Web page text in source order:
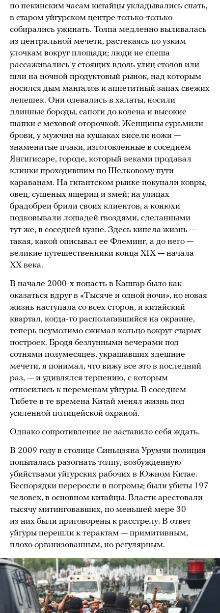
по пекинским часам китайцы укладывались спать,
в старом уйгурском центре только-только
собирались ужинать. Толпа медленно выливалась
из центральной мечети, растекаясь по узким
улочкам вокруг площади; люди не спеша
рассаживались у стоящих вдоль улиц столов или
шли на ночной продуктовый рынок, над которым
носился дым мангалов и аппетитный запах свежих
лепешек. Они одевались в халаты, носили
длинные бороды, сапоги до колена и высокие
шапки с меховой оторочкой. Женщины сурьмили
брови, у мужчин на кушаках висели ножи —
знаменитые пчаки, изготовленные в соседнем
Янгигисаре, городе, который веками продавал
клинки проходившим по Шелковому пути
караванам. На гигантском рынке покупали ковры,
овец, сушеных ящериц и змей; на улицах
брадобреи брили своих клиентов, а конюхи
подковывали лошадей гвоздями, сделанными
тут же, в соседней кузне. Здесь кипела жизнь —
такая, какой описывал ее Флеминг, а до него —
великие путешественники конца XIX — начала
ХХ века.
В начале 2000-х попасть в Кашгар было как
оказаться вдруг в «Тысяче и одной ночи», но новая
жизнь наступала со всех сторон, и китайский
квартал, когда-то располагавшийся на окраине,
теперь неумолимо сжимал кольцо вокруг старых
построек. Бродя безлунными вечерами под
сотнями полумесяцев, украшавших здешние
мечети, я понимал, что вижу все это в последний
раз, — и удивлялся терпению, с которым
относились к переменам уйгуры. В соседнем
Тибете в те времена Китай менял жизнь под
усиленной полицейской охраной.
Однако сопротивление не заставило себя ждать.
В 2009 году в столице Синьцзяна Урумчи полиция
попыталась разогнать толпу, возбужденную
убийствами уйгурских рабочих в Южном Китае.
Беспорядки переросли в погромы; были убиты 197
человек, в основном китайцы. Власти арестовали
тысячу митинговавших, по меньшей мере 30
из них были приговорены к расстрелу. В ответ
уйгуры перешли к терактам — примитивным,
плохо организованным, но регулярным.